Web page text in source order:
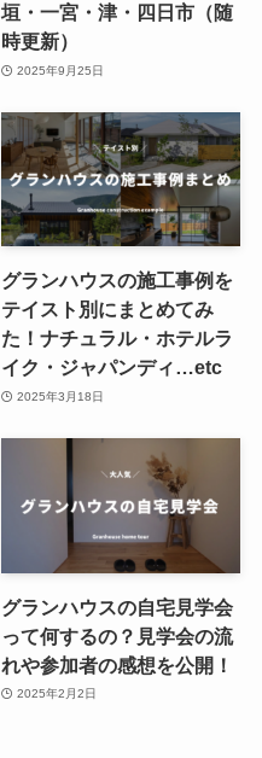
垣・一宮・津・四日市（随
時更新）
2025年9月25日
グランハウスの施工事例を
テイスト別にまとめてみ
た！ナチュラル・ホテルラ
イク・ジャパンディ…etc
2025年3月18日
グランハウスの自宅見学会
って何するの？見学会の流
れや参加者の感想を公開！
2025年2月2日